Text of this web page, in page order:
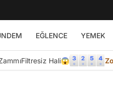
EĞLENCE YEMEK
Filtresiz Hali😱